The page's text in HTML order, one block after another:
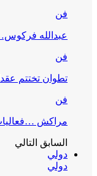
فن
عبدالله
فن
تطوان تختتم
فن
مراكش …فعاليات
السابق التالي
دولي
دولي